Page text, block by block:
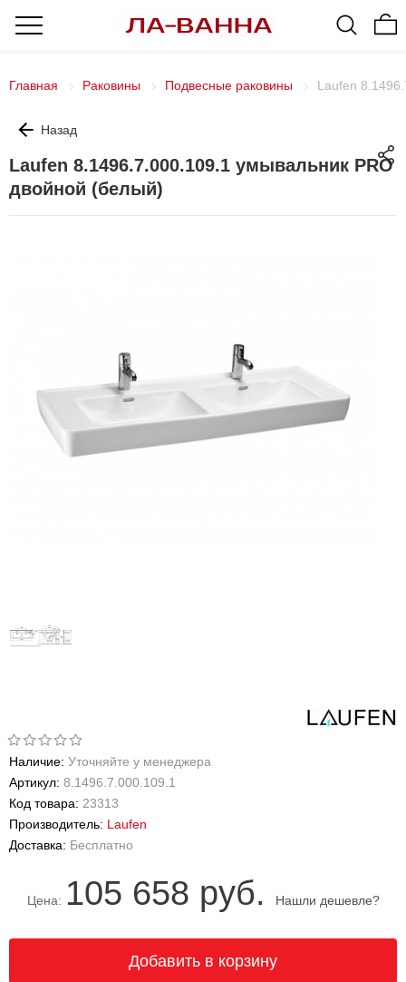
Главная Раковины Подвесные раковины Laufen
Назад
Laufen 8.1496.7.000.109.1 умывальник PRO
двойной (белый)
Наличие: Уточняйте у менеджера
Артикул: 8.1496.7.000.109.1
Код товара: 23313
Производитель: Laufen
Доставка: Бесплатно
Цена: 105 658 руб. Нашли дешевле?